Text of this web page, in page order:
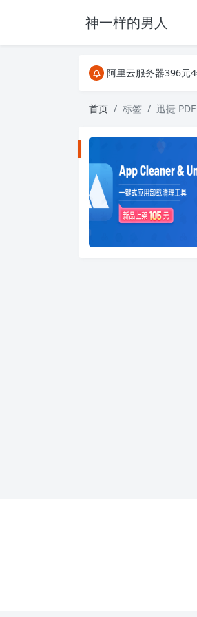
神一样的男人
阿里云服务器396元
关注Telegram频道
阿里云服务器396元4
首页 标签 迅捷 ΡDF